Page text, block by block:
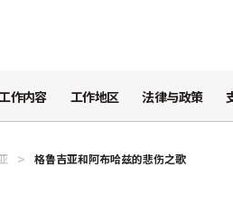
作内容 工作地区 法律与政策
格鲁吉亚和阿布哈兹的悲伤之歌